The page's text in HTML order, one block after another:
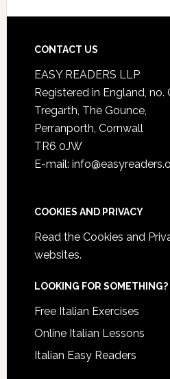
CONTACT US
EASY READERS LLP
Registered in England, no.
Tregarth, The Gounce,
Perranporth, Cornwall
TR6 0JW
E-mail:
COOKIES AND PRIVACY
Read the Cookies and
websites.
LOOKING FOR SOMETHING?
Free Italian Exercises
Online Italian Lessons
Italian Easy Readers